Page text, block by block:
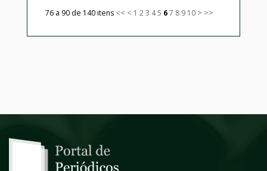
76 a 90 de 140 itens << < 1 23 45 67 8 9 10 > >>